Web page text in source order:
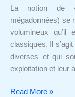
La notion de
mégadonnées) se
volumineux
classiques. Il
diverses et qui
exploitation et leur
Data
Read More »